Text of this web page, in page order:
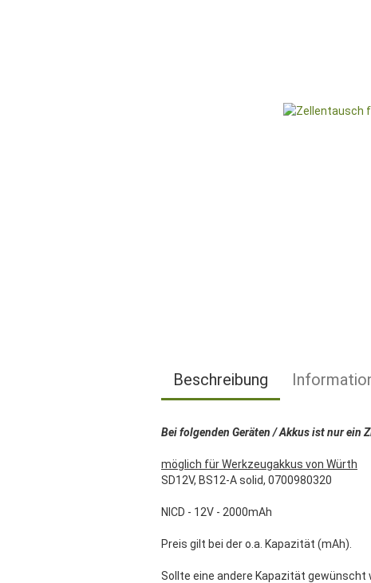
Beschreibung
Bei folgenden Geräten / Akkus ist nur ein
möglich für Werkzeugakkus von Würth
SD12V, BS12-A solid, 0700980320
NICD - 12V - 2000mAh
Preis gilt bei der o.a. Kapazität (mAh).
Sollte eine andere Kapazität gewünscht